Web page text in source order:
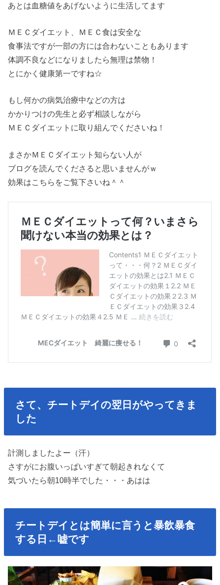
あとは血糖値をあげないように生活してます
ＭＥＣダイエット、ＭＥＣ食は安全な
食事法ですが一部の方には合わないこともあります
体調不良などになりましたら無理は禁物！
とにかく健康第一ですね☆
もし何かの病気治療中などの方は
かかりつけの先生と必ず相談しながら
ＭＥＣダイエットに取り組んでくださいね！
まさかＭＥＣダイエット知らない人が
ブログを読んでくださると思いませんがｗ
効果はこちらをご覧下さいね＾＾
さて、チートデイの翌日がやってきま
した
計測しましたよー（汗）
さすがにお腹いっぱいすぎて朝起きれなくて
気づいたら朝10時半でした・・・あはは
チートデイとは簡単に言うと暴飲暴食
する日←嘘です